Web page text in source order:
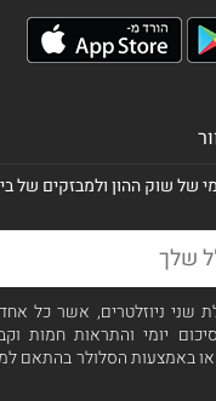
של שוק ההון ולמבזקים של
שני ניוזלטרים, אשר כל
יומי והתראות חמות
באמצעות הסלולר בהתאם